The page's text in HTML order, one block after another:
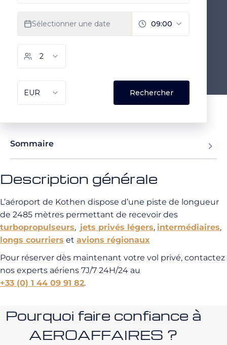
Sommaire
Description générale
L’aéroport de Kothen dispose d’une piste de longueur
de 2485 mètres permettant de recevoir des
turbopropulseurs, jets privés légers, intermédiaires,
longs courriers et avions régionaux
Pour réserver dès maintenant votre vol privé, contactez
nos experts aériens 7J/7 24H/24 au
+33 (0) 1 44 09 91 82.
Pourquoi faire confiance à
AEROAFFAIRES ?